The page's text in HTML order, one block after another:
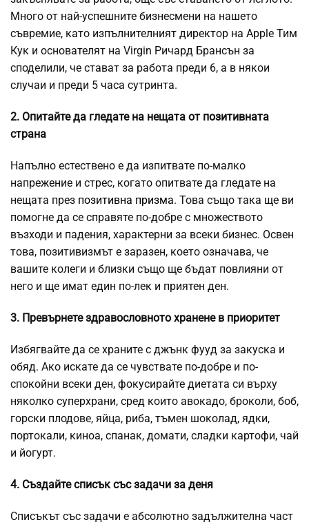
Много от най-успешните бизнесмени на нашето
съвремие, като изпълнителният директор на Apple Тим
Кук и основателят на Virgin Ричард Брансън за
споделили, че стават за работа преди 6, а в някои
случаи и преди 5 часа сутринта.
2. Опитайте да гледате на нещата от позитивната
страна
Напълно естествено е да изпитвате по-малко
напрежение и стрес, когато опитвате да гледате на
нещата през позитивна призма. Това също така ще ви
помогне да се справяте по-добре с множеството
възходи и падения, характерни за всеки бизнес. Освен
това, позитивизмът е заразен, което означава, че
вашите колеги и близки също ще бъдат повлияни от
него и ще имат един по-лек и приятен ден.
3. Превърнете здравословното хранене в приоритет
Избягвайте да се храните с джънк фууд за закуска и
обяд. Ако искате да се чувствате по-добре и по-
спокойни всеки ден, фокусирайте диетата си върху
няколко суперхрани, сред които авокадо, броколи, боб,
горски плодове, яйца, риба, тъмен шоколад, ядки,
портокали, киноа, спанак, домати, сладки картофи, чай
и йогурт.
4. Създайте списък със задачи за деня
Списъкът със задачи е абсолютно задължителна част